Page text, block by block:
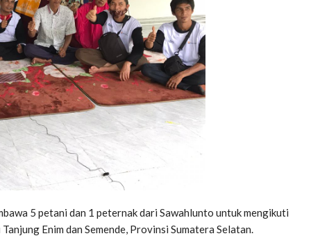
5 petani dan 1 peternak dari Sawahlunto untuk mengikuti
Enim dan Semende, Provinsi Sumatera Selatan.